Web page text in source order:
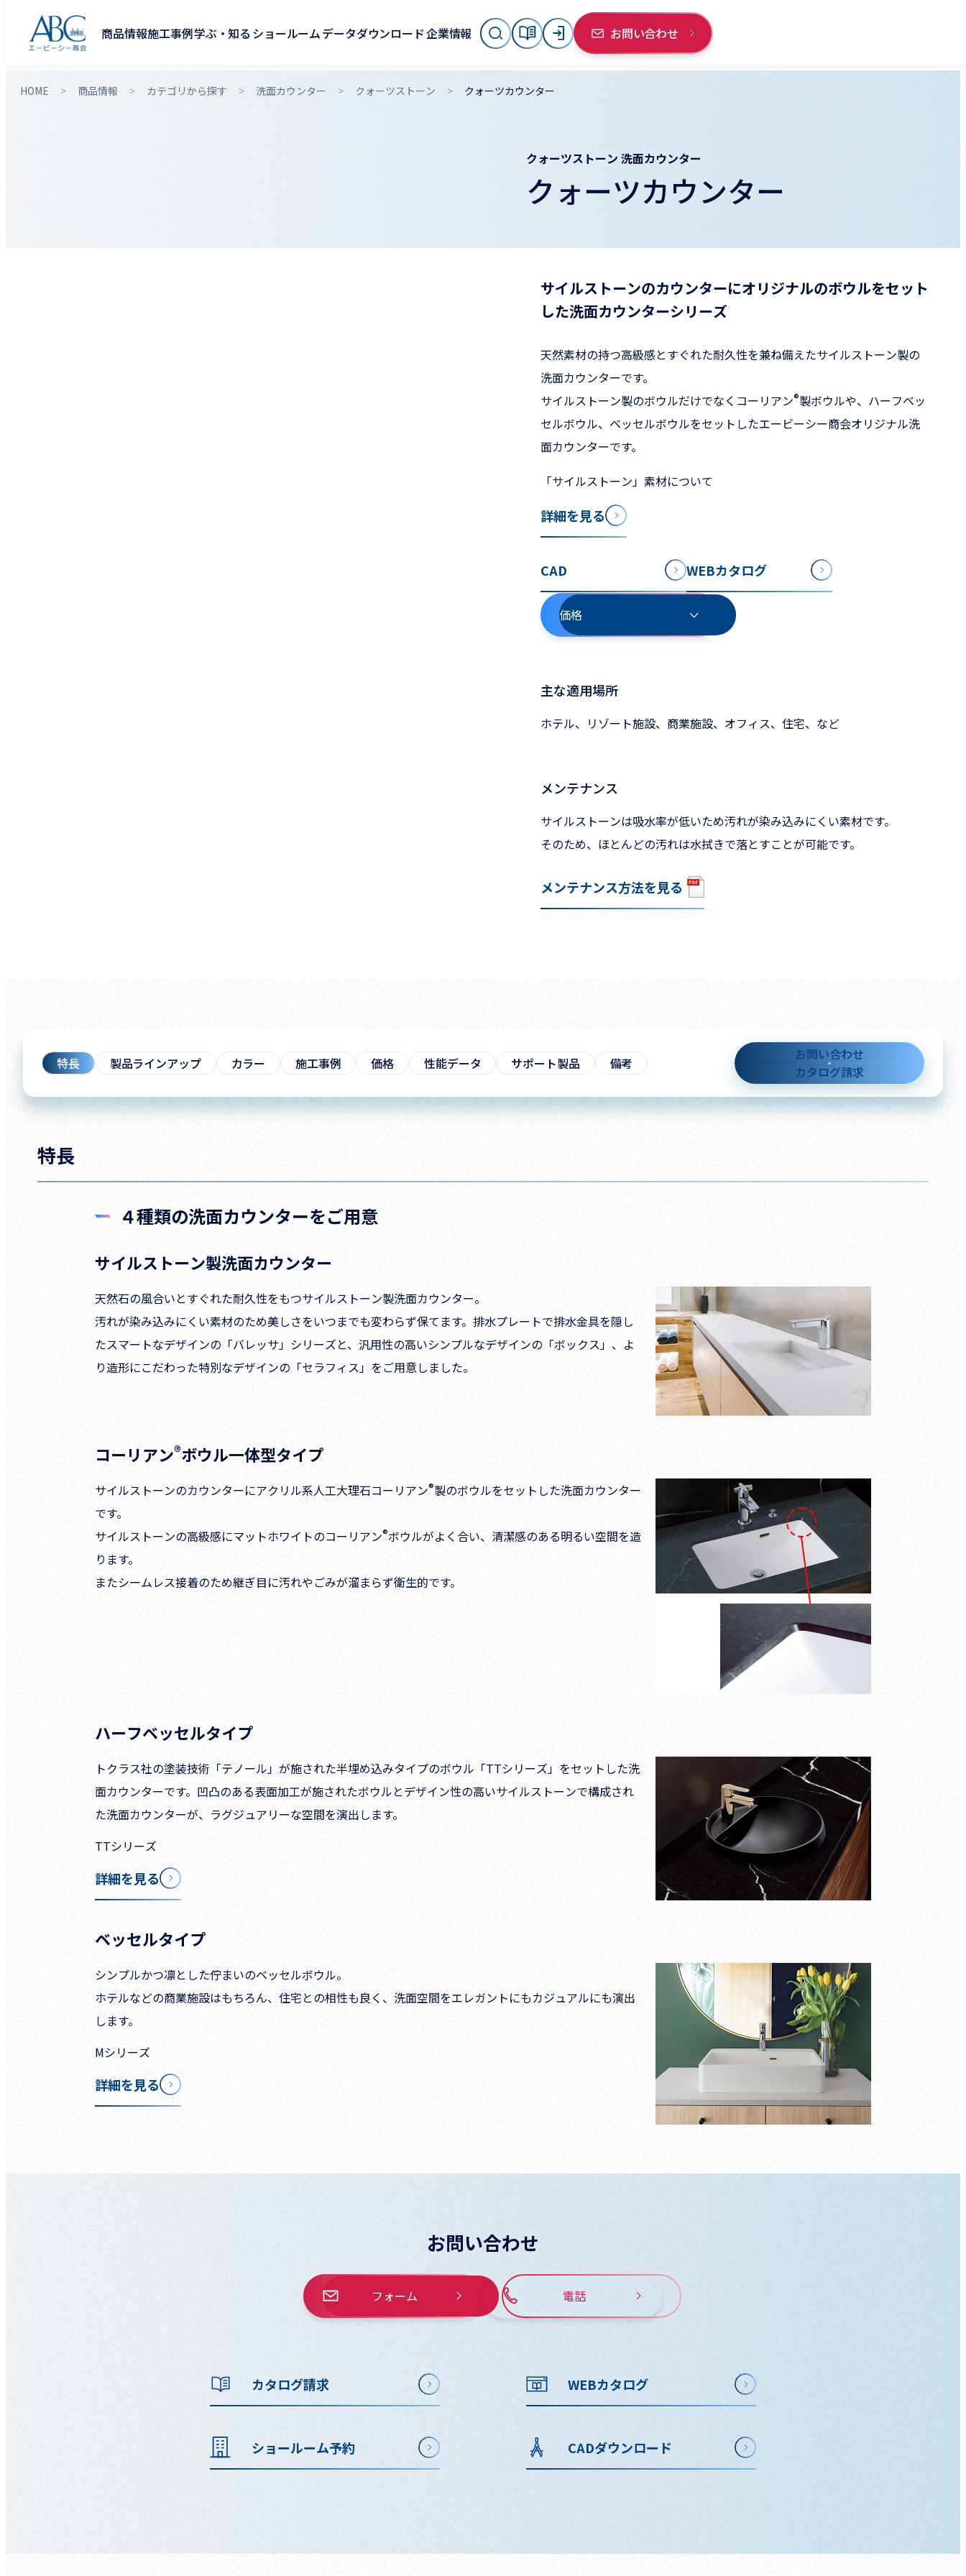
商品情報施工事例学ぶ・知る ショールームデータダウンロード企業情報 お問い合わせ
HOME 商品情報 カテゴリから探す 洗面カウンター クォーツストーン クォーツカウンター
クォーツストーン 洗面カウンター
クォーツカウンター
サイルストーンのカウンターにオリジナルのボウルをセット
した洗面カウンターシリーズ
天然素材の持つ高級感とすぐれた耐久性を兼ね備えたサイルストーン製の
洗面カウンターです。
サイルストーン製のボウルだけでなくコーリアン®製ボウルや、ハーフベッ
セルボウル、ベッセルボウルをセットしたエービーシー商会オリジナル洗
面カウンターです。
「サイルストーン」素材について
詳細を見る
CAD WEBカタログ
価格
主な適用場所
ホテル、リゾート施設、商業施設、オフィス、住宅、など
メンテナンス
サイルストーンは吸水率が低いため汚れが染み込みにくい素材です。
そのため、ほとんどの汚れは水拭きで落とすことが可能です。
メンテナンス方法を見る
特長 製品ラインアップ カラー 施工事例 価格 性能データ サポート製品 備考
お問い合わせ
カタログ請求
特長
４種類の洗面カウンターをご用意
サイルストーン製洗面カウンター
天然石の風合いとすぐれた耐久性をもつサイルストーン製洗面カウンター。
汚れが染み込みにくい素材のため美しさをいつまでも変わらず保てます。排水プレートで排水金具を隠し
たスマートなデザインの「バレッサ」シリーズと、汎用性の高いシンプルなデザインの「ボックス」、よ
り造形にこだわった特別なデザインの「セラフィス」をご用意しました。
コーリアン®ボウル一体型タイプ
サイルストーンのカウンターにアクリル系人工大理石コーリアン®製のボウルをセットした洗面カウンター
です。
サイルストーンの高級感にマットホワイトのコーリアン®ボウルがよく合い、清潔感のある明るい空間を造
ります。
またシームレス接着のため継ぎ目に汚れやごみが溜まらず衛生的です。
ハーフベッセルタイプ
トクラス社の塗装技術「テノール」が施された半埋め込みタイプのボウル「TTシリーズ」をセットした洗
面カウンターです。凹凸のある表面加工が施されたボウルとデザイン性の高いサイルストーンで構成され
た洗面カウンターが、ラグジュアリーな空間を演出します。
TTシリーズ
詳細を見る
ベッセルタイプ
シンプルかつ凛とした佇まいのベッセルボウル。
ホテルなどの商業施設はもちろん、住宅との相性も良く、洗面空間をエレガントにもカジュアルにも演出
します。
Mシリーズ
詳細を見る
お問い合わせ
フォーム 電話
カタログ請求 WEBカタログ
ショールーム予約 CADダウンロード